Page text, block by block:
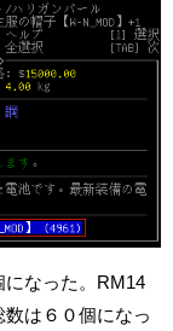
になった。RM14
は６０個になっ